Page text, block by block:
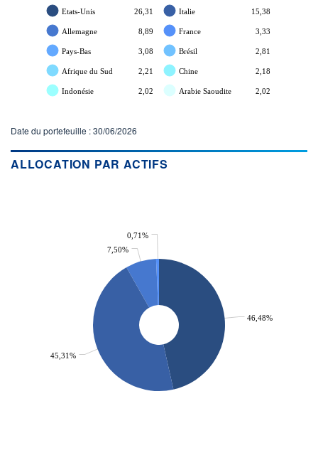
Etats-Unis 26,31 Italie 15,38
Allemagne 8,89 France 3,33
Pays-Bas 3,08 Brésil 2,81
Afrique du Sud 2,21 Chine 2,18
Indonésie 2,02 Arabie Saoudite 2,02
Date du portefeuille : 30/06/2026
ALLOCATION PAR ACTIFS
46,48%
45,31%
7,50%
0,71%